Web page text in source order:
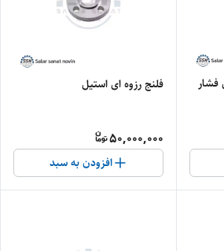
فشار
فلنج رزوه ای استیل
50,000,000
افزودن به سبد